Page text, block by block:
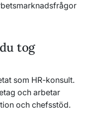
tog
som HR-konsult.
och arbetar
och chefsstöd.